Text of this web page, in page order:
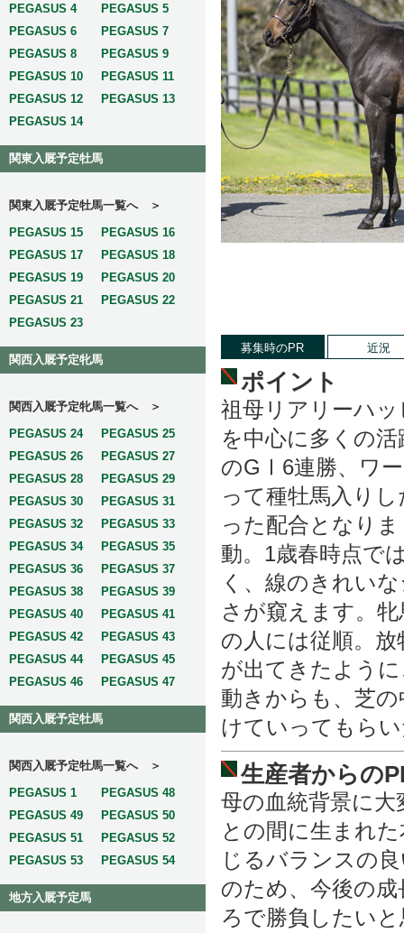
PEGASUS 4
PEGASUS 5
PEGASUS 6
PEGASUS 7
PEGASUS 8
PEGASUS 9
PEGASUS 10
PEGASUS 11
PEGASUS 12
PEGASUS 13
PEGASUS 14
関東入厩予定牡馬
関東入厩予定牡馬一覧へ ＞
PEGASUS 15
PEGASUS 16
PEGASUS 17
PEGASUS 18
PEGASUS 19
PEGASUS 20
PEGASUS 21
PEGASUS 22
PEGASUS 23
関西入厩予定牝馬
関西入厩予定牝馬一覧へ ＞
PEGASUS 24
PEGASUS 25
PEGASUS 26
PEGASUS 27
PEGASUS 28
PEGASUS 29
PEGASUS 30
PEGASUS 31
PEGASUS 32
PEGASUS 33
PEGASUS 34
PEGASUS 35
PEGASUS 36
PEGASUS 37
PEGASUS 38
PEGASUS 39
PEGASUS 40
PEGASUS 41
PEGASUS 42
PEGASUS 43
PEGASUS 44
PEGASUS 45
PEGASUS 46
PEGASUS 47
関西入厩予定牡馬
関西入厩予定牡馬一覧へ ＞
PEGASUS 1
PEGASUS 48
PEGASUS 49
PEGASUS 50
PEGASUS 51
PEGASUS 52
PEGASUS 53
PEGASUS 54
地方入厩予定馬
募集時のPR 近況
ポイント
祖母リアリーハ
を中心に多くの
のGⅠ6連勝、ワ
って種牡馬入り
った配合となり
動。1歳春時点で
く、線のきれい
さが窺えます。
の人には従順。
が出てきたよう
動きからも、芝
けていってもら
生産者からの
母の血統背景に
との間に生まれ
じるバランスの
のため、今後の
ろで勝負したい